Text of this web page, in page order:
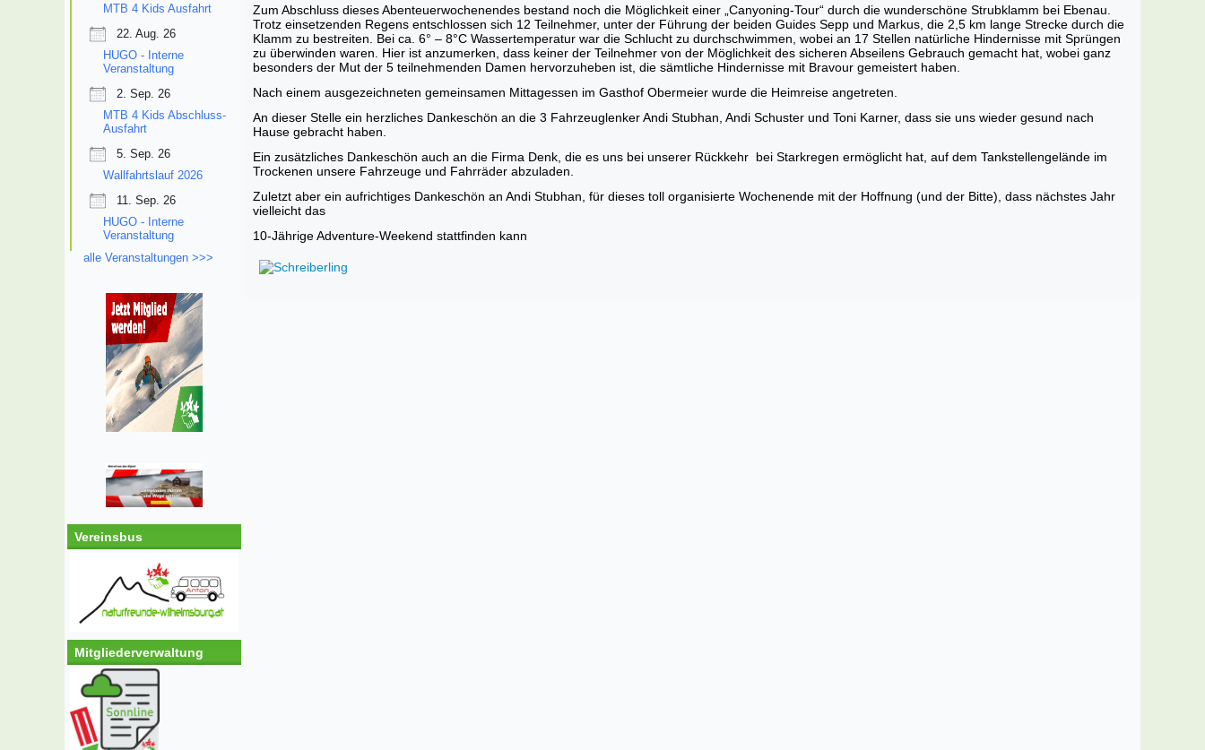
MTB 4 Kids Ausfahrt
22. Aug. 26
HUGO - Interne
Veranstaltung
2. Sep. 26
MTB 4 Kids Abschluss-
Ausfahrt
5. Sep. 26
Wallfahrtslauf 2026
11. Sep. 26
HUGO - Interne
Veranstaltung
alle Veranstaltungen >>>
Vereinsbus
Mitgliederverwaltung
Zum Abschluss dieses Abenteuerwochenendes bestand noch die Möglichkeit einer „Canyoning-Tour“ durch die wunderschöne Strubklamm bei Ebenau.
Trotz einsetzenden Regens entschlossen sich 12 Teilnehmer, unter der Führung der beiden Guides Sepp und Markus, die 2,5 km lange Strecke durch die
Klamm zu bestreiten. Bei ca. 6° – 8°C Wassertemperatur war die Schlucht zu durchschwimmen, wobei an 17 Stellen natürliche Hindernisse mit Sprüngen
zu überwinden waren. Hier ist anzumerken, dass keiner der Teilnehmer von der Möglichkeit des sicheren Abseilens Gebrauch gemacht hat, wobei ganz
besonders der Mut der 5 teilnehmenden Damen hervorzuheben ist, die sämtliche Hindernisse mit Bravour gemeistert haben.
Nach einem ausgezeichneten gemeinsamen Mittagessen im Gasthof Obermeier wurde die Heimreise angetreten.
An dieser Stelle ein herzliches Dankeschön an die 3 Fahrzeuglenker Andi Stubhan, Andi Schuster und Toni Karner, dass sie uns wieder gesund nach
Hause gebracht haben.
Ein zusätzliches Dankeschön auch an die Firma Denk, die es uns bei unserer Rückkehr bei Starkregen ermöglicht hat, auf dem Tankstellengelände im
Trockenen unsere Fahrzeuge und Fahrräder abzuladen.
Zuletzt aber ein aufrichtiges Dankeschön an Andi Stubhan, für dieses toll organisierte Wochenende mit der Hoffnung (und der Bitte), dass nächstes Jahr
vielleicht das
10-Jährige Adventure-Weekend stattfinden kann